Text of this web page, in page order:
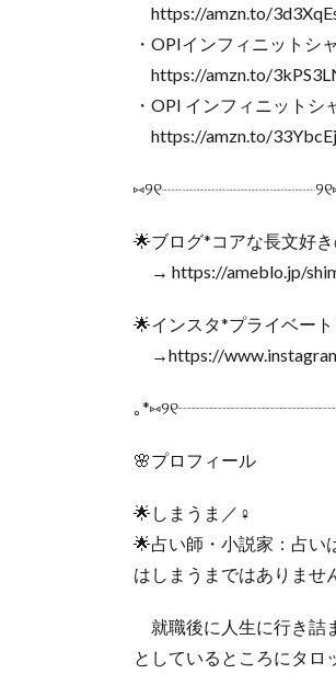
https://amzn.to/
・OPIインフィニットシ
https://amzn.to/
・OPI インフィニットシ
https://amzn.to/33YbcEj
🌟ブログ*コアな長文好
→ https://ameblo.jp/
🌟インスタ*プライベー
→https://
｡
🌸プロフィール
🌟しまうま／♀
🌟占い師・小説家：占い
はしまうまではありませ
就職後に人生に行き詰
としているところにタロ